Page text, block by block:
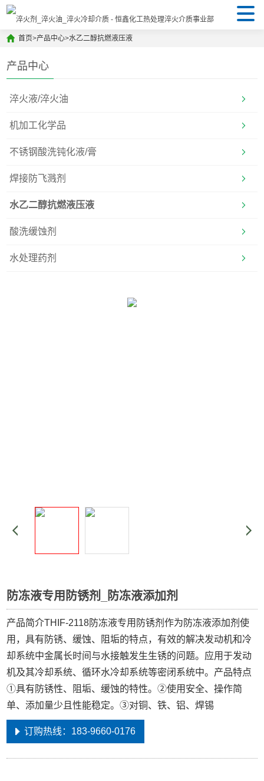
首页>产品中心>水乙二醇抗燃液压液
产品中心
淬火液/淬火油
机加工化学品
不锈钢酸洗钝化液/膏
焊接防飞溅剂
水乙二醇抗燃液压液
酸洗缓蚀剂
水处理药剂
防冻液专用防锈剂_防冻液添加剂
产品简介THIF-2118防冻液专用防锈剂作为防冻液添加剂使
用，具有防锈、缓蚀、阻垢的特点，有效的解决发动机和冷
却系统中金属长时间与水接触发生生锈的问题。应用于发动
机及其冷却系统、循环水冷却系统等密闭系统中。产品特点
①具有防锈性、阻垢、缓蚀的特性。②使用安全、操作简
单、添加量少且性能稳定。③对铜、铁、铝、焊锡
订购热线：183-9660-0176